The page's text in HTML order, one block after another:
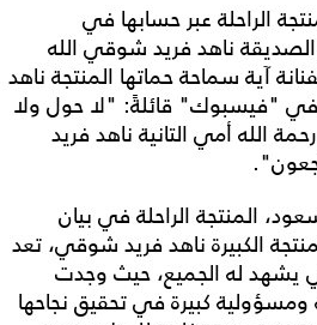
الراحلة عبر حسابها في
ناهد فريد شوقي الله
آية سماحة حماتها المنتجة ناهد
"فيسبوك" قائلةً: "لا حول ولا
الله أمي التانية ناهد فريد
المنتجة الراحلة في بيان
الكبيرة ناهد فريد شوقي، تعد
يشهد له الجميع، حيث وجدت
كبيرة في تحقيق نجاحها